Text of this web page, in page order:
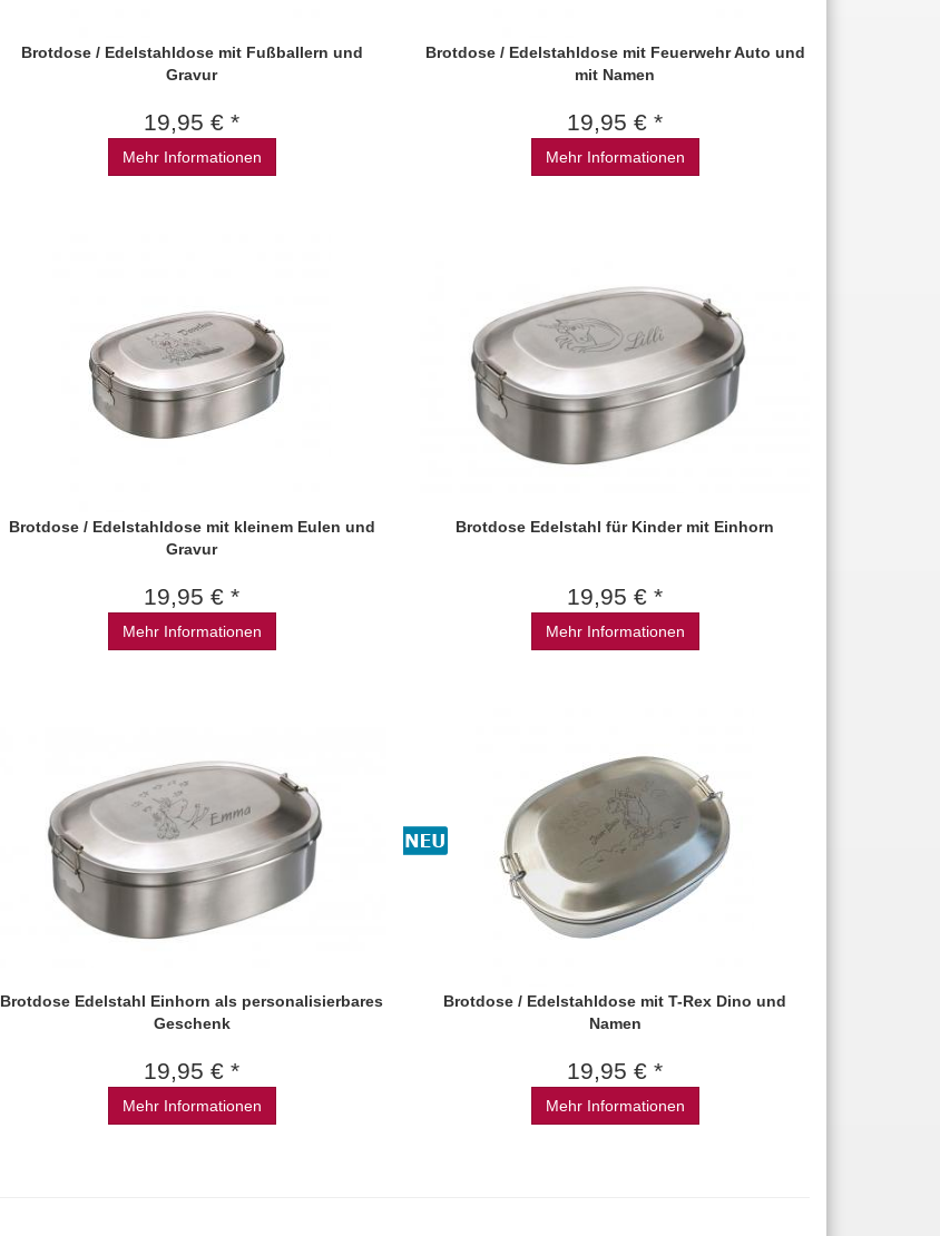
Brotdose / Edelstahldose mit Fußballern und
Gravur
19,95 € *
Mehr Informationen
Brotdose / Edelstahldose mit Feuerwehr Auto und
mit Namen
19,95 € *
Mehr Informationen
Brotdose / Edelstahldose mit kleinem Eulen und
Gravur
19,95 € *
Mehr Informationen
Brotdose Edelstahl für Kinder mit Einhorn
19,95 € *
Mehr Informationen
Brotdose Edelstahl Einhorn als personalisierbares
Geschenk
19,95 € *
Mehr Informationen
Brotdose / Edelstahldose mit T-Rex Dino und
Namen
19,95 € *
Mehr Informationen